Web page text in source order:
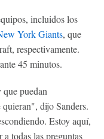
incluidos los
York Giants, que
respectivamente.
45 minutos.
puedan
quieran", dijo Sanders.
Estoy aquí,
todas las preguntas